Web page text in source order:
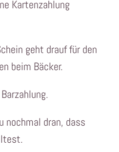
Kartenzahlung
geht drauf für den
beim Bäcker.
nochmal dran, dass